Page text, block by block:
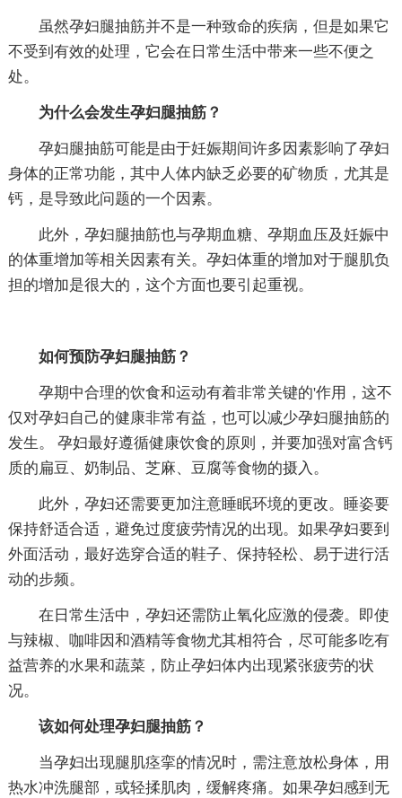
虽然孕妇腿抽筋并不是一种致命的疾病，但是如果它
不受到有效的处理，它会在日常生活中带来一些不便之
处。
为什么会发生孕妇腿抽筋？
孕妇腿抽筋可能是由于妊娠期间许多因素影响了孕妇
身体的正常功能，其中人体内缺乏必要的矿物质，尤其是
钙，是导致此问题的一个因素。
此外，孕妇腿抽筋也与孕期血糖、孕期血压及妊娠中
的体重增加等相关因素有关。孕妇体重的增加对于腿肌负
担的增加是很大的，这个方面也要引起重视。
如何预防孕妇腿抽筋？
孕期中合理的饮食和运动有着非常关键的'作用，这不
仅对孕妇自己的健康非常有益，也可以减少孕妇腿抽筋的
发生。 孕妇最好遵循健康饮食的原则，并要加强对富含钙
质的扁豆、奶制品、芝麻、豆腐等食物的摄入。
此外，孕妇还需要更加注意睡眠环境的更改。睡姿要
保持舒适合适，避免过度疲劳情况的出现。如果孕妇要到
外面活动，最好选穿合适的鞋子、保持轻松、易于进行活
动的步频。
在日常生活中，孕妇还需防止氧化应激的侵袭。即使
与辣椒、咖啡因和酒精等食物尤其相符合，尽可能多吃有
益营养的水果和蔬菜，防止孕妇体内出现紧张疲劳的状
况。
该如何处理孕妇腿抽筋？
当孕妇出现腿肌痉挛的情况时，需注意放松身体，用
热水冲洗腿部，或轻揉肌肉，缓解疼痛。如果孕妇感到无